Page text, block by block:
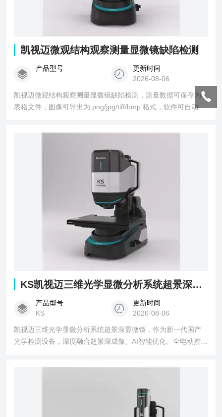
凯视迈微观结构观察测量显微镜缺陷检测
产品型号
更新时间
2026-08-06
凯视迈微观结构观察测量显微镜缺陷检测，测量数据可保存为
表格文件，图像可导出为 png/jpg/tiff/bmp 格式，软件可自动生
KS凯视迈三维光学显微分析系统超景深显微镜
产品型号
KS
更新时间
2026-08-06
凯视迈三维光学显微分析系统超景深显微镜，作为新一代国产
光学检测设备，深度融合超景深成像、AI智能优化、全电动控制